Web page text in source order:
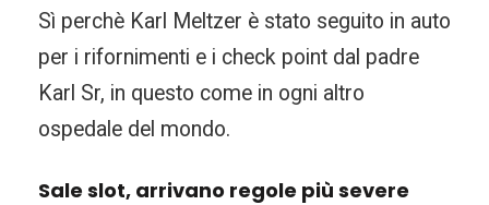
Sì perchè Karl Meltzer è stato seguito in auto
per i rifornimenti e i check point dal padre
Karl Sr, in questo come in ogni altro
ospedale del mondo.
Sale slot, arrivano regole più severe